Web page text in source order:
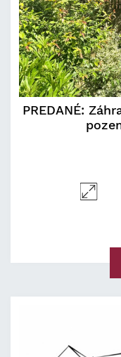
PREDANÉ: